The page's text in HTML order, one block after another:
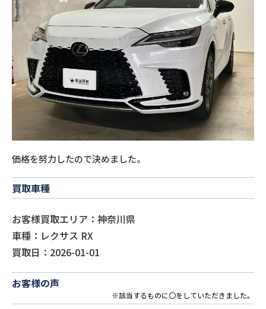
閉じる
価格を努力したので決めました。
買取車種
お客様買取エリア：神奈川県
車種：レクサス RX
買取日：2026-01-01
お客様の声
※該当するものに〇をしていただきました。